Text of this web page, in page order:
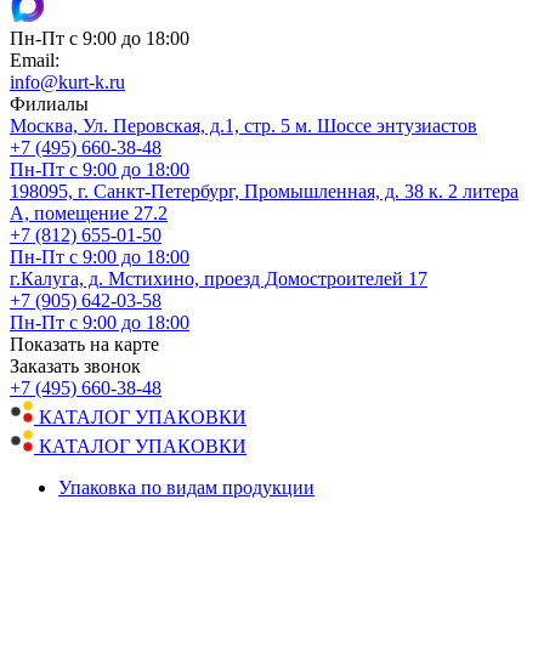
Пн-Пт с 9:00 до 18:00
Email:
info@kurt-k.ru
Филиалы
Москва, Ул. Перовская, д.1, стр. 5 м. Шоссе энтузиастов
+7 (495) 660-38-48
Пн-Пт с 9:00 до 18:00
198095, г. Санкт-Петербург, Промышленная, д. 38 к. 2 литера
А, помещение 27.2
+7 (812) 655-01-50
Пн-Пт с 9:00 до 18:00
г.Калуга, д. Мстихино, проезд Домостроителей 17
+7 (905) 642-03-58
Пн-Пт с 9:00 до 18:00
Показать на карте
Заказать звонок
+7 (495) 660-38-48
КАТАЛОГ УПАКОВКИ
КАТАЛОГ УПАКОВКИ
Упаковка по видам продукции